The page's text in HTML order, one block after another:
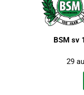
BSM sv 1
29